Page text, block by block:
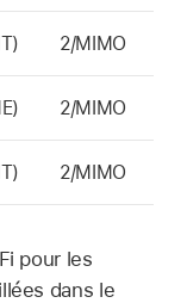
2/MIMO
2/MIMO
2/MIMO
pour les
dans le